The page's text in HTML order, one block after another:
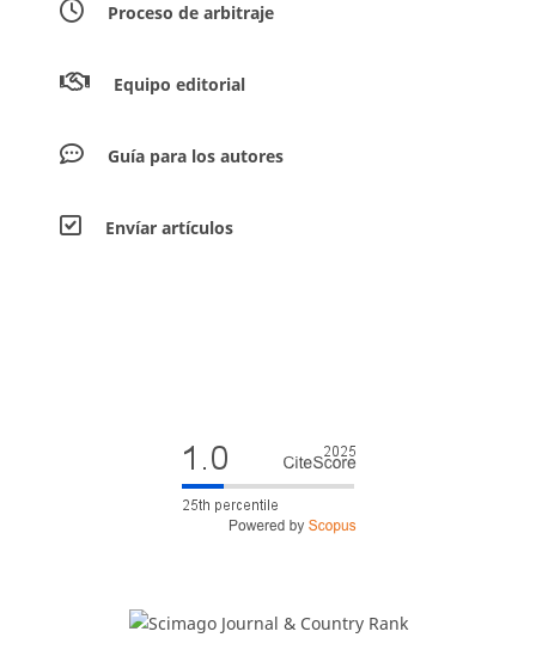
Proceso de arbitraje
Equipo editorial
Guía para los autores
Envíar artículos